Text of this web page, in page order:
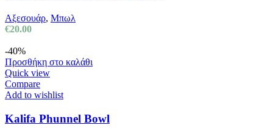
Αξεσουάρ, Μπωλ
€20.00
-40%
Προσθήκη στο καλάθι
Quick view
Compare
Add to wishlist
Kalifa Phunnel Bowl